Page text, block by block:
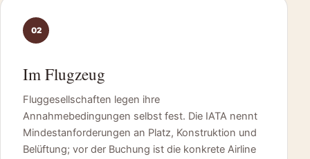
02
Im Flugzeug
Fluggesellschaften legen ihre
Annahmebedingungen selbst fest. Die IATA nennt
Mindestanforderungen an Platz, Konstruktion und
Belüftung; vor der Buchung ist die konkrete Airline